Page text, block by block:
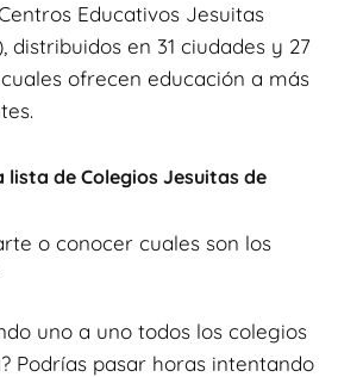
Educativos Jesuitas
distribuidos en 31 ciudades y 27
ofrecen educación a más
lista de Colegios Jesuitas de
o conocer cuales son los
uno a uno todos los colegios
Podrías pasar horas intentando